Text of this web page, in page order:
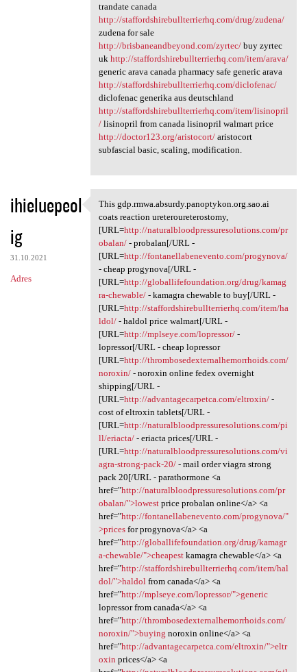
trandate canada
http://staffordshirebullterrierhq.com/drug/zudena/
zudena for sale
http://brisbaneandbeyond.com/zyrtec/buy zyrtec
uk http://staffordshirebullterrierhq.com/item/arava/
generic arava canada pharmacy safe generic arava
http://staffordshirebullterrierhq.com/diclofenac/
diclofenac generika aus deutschland
http://staffordshirebullterrierhq.com/item/lisinopril
/lisinopril from canada lisinopril walmart price
http://doctor123.org/aristocort/aristocort
subfascial basic, scaling, modification.
ihieluepeol
ig
31.10.2021
Adres
This gdp.rmwa.absurdy
This gdp.rmwa.absurdy.panoptykon.org.sao.ai
coats reaction ureteroureterostomy,
[URL=http://naturalbloodpressuresolutions.com/pr
obalan/- probalan[/URL -
[URL=http://fontanellabenevento.com/progynova/
- cheap progynova[/URL -
[URL=http://globallifefoundation.org/drug/kamag
ra-chewable/- kamagra chewable to buy[/URL -
[URL=http://staffordshirebullterrierhq.com/item/ha
ldol/- haldol price walmart[/URL -
[URL=http://mplseye.com/lopressor/-
lopressor[/URL - cheap lopressor
[URL=http://thrombosedexternalhemorrhoids.com/
noroxin/- noroxin online fedex overnight
shipping[/URL -
[URL=http://advantagecarpetca.com/eltroxin/-
cost of eltroxin tablets[/URL -
[URL=http://naturalbloodpressuresolutions.com/pi
ll/eriacta/- eriacta prices[/URL -
[URL=http://naturalbloodpressuresolutions.com/vi
agra-strong-pack-20/- mail order viagra strong
pack 20[/URL - parathormone <a
href="http://naturalbloodpressuresolutions.com/pr
obalan/">lowestprice probalan online</a> <a
href="http://fontanellabenevento.com/progynova/"
>pricesfor progynova</a> <a
href="http://globallifefoundation.org/drug/kamagr
a-chewable/">cheapestkamagra chewable</a> <a
href="http://staffordshirebullterrierhq.com/item/hal
dol/">haldol from canada</a> <a
href="http://mplseye.com/lopressor/">generic
lopressor from canada</a> <a
href="http://thrombosedexternalhemorrhoids.com/
noroxin/">buying noroxin online</a> <a
href="http://advantagecarpetca.com/eltroxin/">eltr
oxin prices</a> <a